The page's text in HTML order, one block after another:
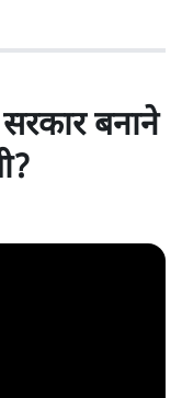
बनाने